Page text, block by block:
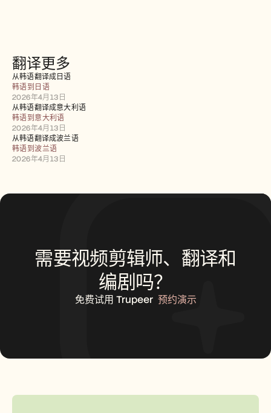
翻译更多
从韩语翻译成日语
韩语到日语
2026年4月13日
从韩语翻译成意大利语
韩语到意大利语
2026年4月13日
从韩语翻译成波兰语
韩语到波兰语
2026年4月13日
需要视频剪辑师、翻译和
编剧吗？
免费试用 Trupeer 预约演示